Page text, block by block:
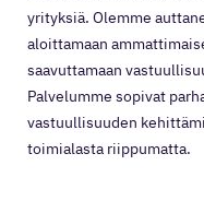
yrityksiä. Olemme
aloittamaan
saavuttamaan
Palvelumme sopivat
vastuullisuuden
toimialasta riippumatta.